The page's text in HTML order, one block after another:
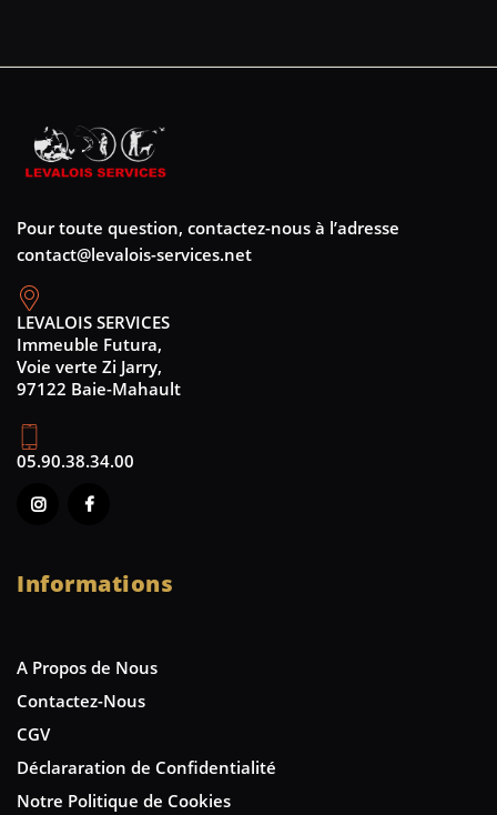
Pour toute question, contactez-nous à l’adresse
contact@levalois-services.net
LEVALOIS SERVICES
Immeuble Futura,
Voie verte Zi Jarry,
97122 Baie-Mahault
05.90.38.34.00
Informations
A Propos de Nous
Contactez-Nous
CGV
Déclararation de Confidentialité
Notre Politique de Cookies